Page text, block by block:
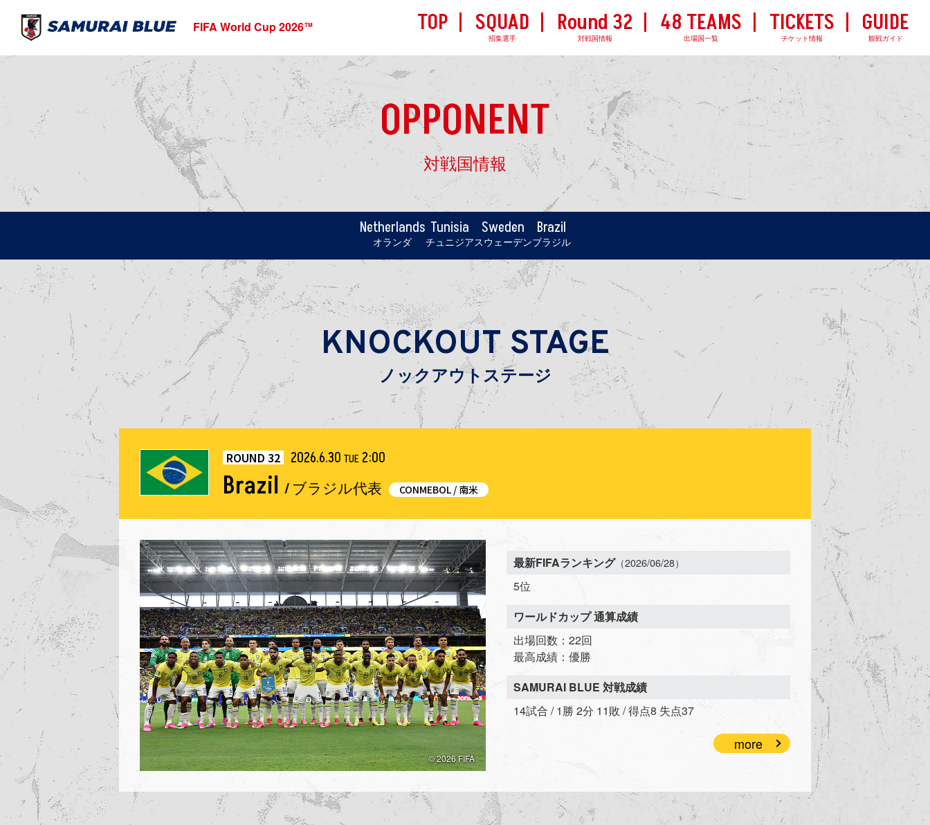
FIFA World Cup 2026TM TOP SQUAD
招集選手
Round 32
対戦国情報
48 TEAMS
出場国一覧
TICKETS
チケット情報
GUIDE
観戦ガイド
OPPONENT
対戦国情報
Netherlands
オランダ
Tunisia
チュニジア
Sweden
スウェーデン
Brazil
ブラジル
KNOCKOUT STAGE
ノックアウトステージ
ROUND 32 2026.6.30 TUE2:00
Brazil / ブラジル代表 CONMEBOL / 南米
© 2026 FIFA
最新FIFAランキング（2026/06/28）
5位
ワールドカップ 通算成績
出場回数：22回
最高成績：優勝
SAMURAI BLUE 対戦成績
14試合 / 1勝 2分 11敗 / 得点8 失点37
more